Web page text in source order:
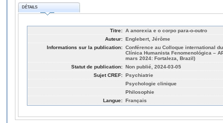
DÉTAILS
Titre: A anorexia e o corpo para-o-outro
Auteur: Englebert, Jérôme
Informations sur la publication: Conférence au Colloque international
Clínica Humanista Fenomenológica –
mars 2024: Fortaleza, Brazil)
Statut de publication: Non publié, 2024-03-05
Sujet CREF: Psychiatrie
Psychologie clinique
Philosophie
Langue: Français